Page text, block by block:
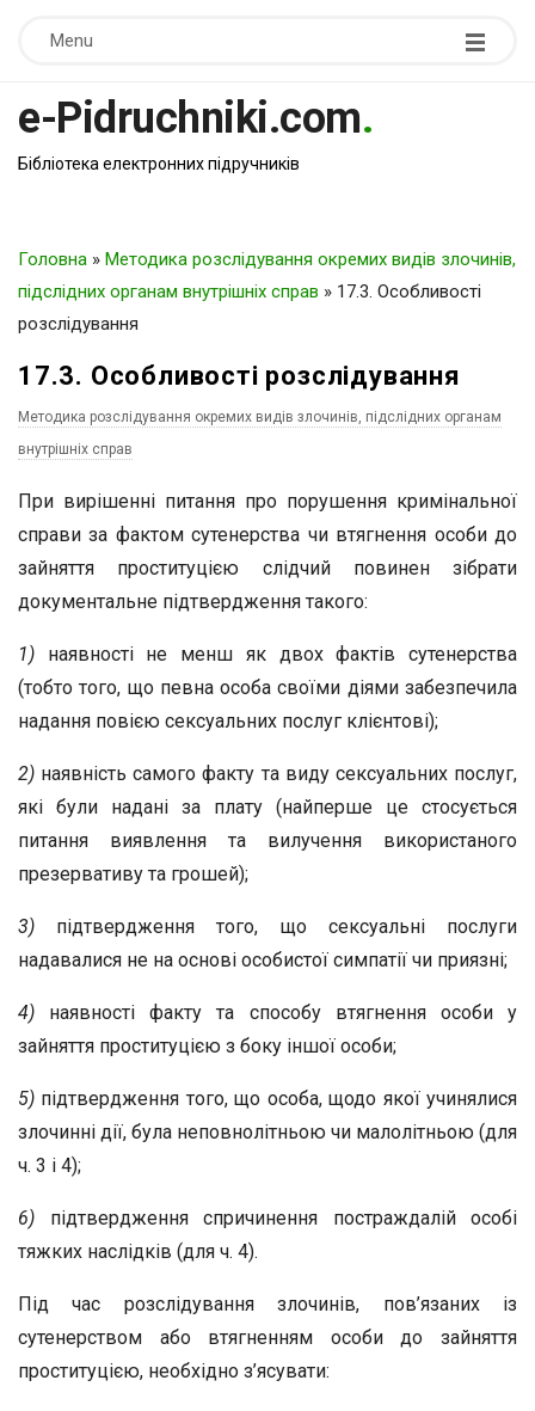
Menu
e-Pidruchniki.com.
Бібліотека електронних підручників
Головна » Методика розслідування окремих видів злочинів,
підслідних органам внутрішніх справ » 17.3. Особливості
розслідування
17.3. Особливості розслідування
Методика розслідування окремих видів злочинів, підслідних органам
внутрішніх справ
При вирішенні питання про порушення кримінальної
справи за фактом сутенерства чи втягнення особи до
зайняття проституцією слідчий повинен зібрати
документальне підтвердження такого:
1) наявності не менш як двох фактів сутенерства
(тобто того, що певна особа своїми діями забезпечила
надання повією сексуальних послуг клієнтові);
2) наявність самого факту та виду сексуальних послуг,
які були надані за плату (найперше це стосується
питання виявлення та вилучення використаного
презервативу та грошей);
3) підтвердження того, що сексуальні послуги
надавалися не на основі особистої симпатії чи приязні;
4) наявності факту та способу втягнення особи у
зайняття проституцією з боку іншої особи;
5) підтвердження того, що особа, щодо якої учинялися
злочинні дії, була неповнолітньою чи малолітньою (для
ч. 3 і 4);
6) підтвердження спричинення постраждалій особі
тяжких наслідків (для ч. 4).
Під час розслідування злочинів, пов’язаних із
сутенерством або втягненням особи до зайняття
проституцією, необхідно з’ясувати: